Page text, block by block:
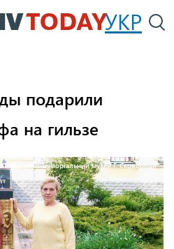
Перейти
к
УКР
подарили
на гильзе
меморіальний музей Г. Сковороди